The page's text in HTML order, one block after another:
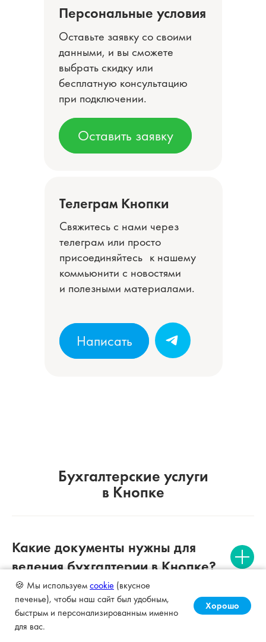
🍪 Мы используемcookie (вкусное
печенье), чтобы наш сайт был удобным,
быстрым и персонализированным именно
для вас.
Хорошо
Персональные условия
Оставьте заявку со своими
данными, и вы сможете
выбрать скидку или
бесплатную консультацию
при подключении.
Оставить заявку
Оставить заявку
Телеграм Кнопки
Свяжитесь с нами через
телеграм или просто
присоединяйтесь к нашему
коммьюнити с новостями
и полезными материалами.
Написать
Написать
Бухгалтерские услуги
в Кнопке
Какие документы нужны для
ведения бухгалтерии в Кнопке?
Чем удобен аутсорсинг